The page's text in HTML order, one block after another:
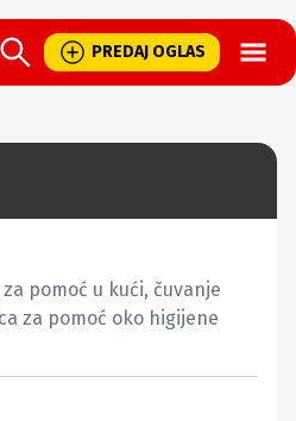
PREDAJ OGLAS
za pomoć u kući, čuvanje
za pomoć oko higijene